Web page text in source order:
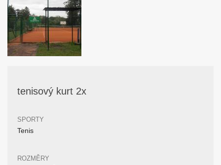
tenisový kurt 2x
SPORTY
Tenis
ROZMĚRY